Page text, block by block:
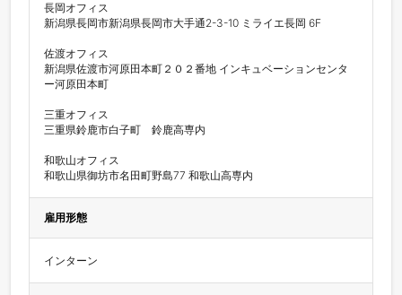
長岡オフィス
新潟県長岡市新潟県長岡市大手通2-3-10 ミライエ長岡 6F
佐渡オフィス
新潟県佐渡市河原田本町２０２番地 インキュベーションセンタ
ー河原田本町
三重オフィス
三重県鈴鹿市白子町　鈴鹿高専内
和歌山オフィス
和歌山県御坊市名田町野島77 和歌山高専内
雇用形態
インターン